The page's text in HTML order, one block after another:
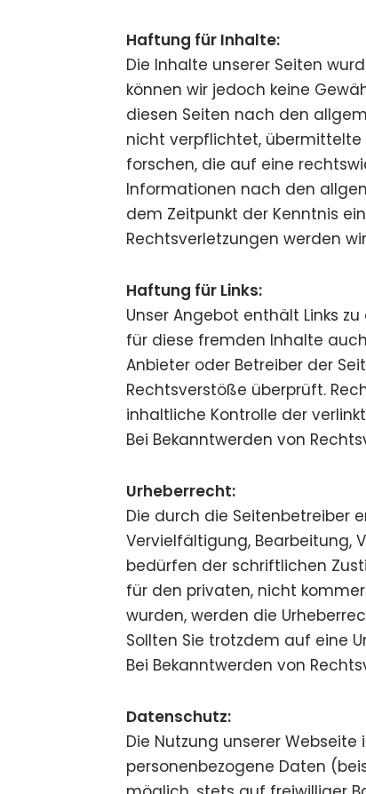
Haftung für Inhalte:
Die Inhalte unserer Seiten
können wir jedoch keine
diesen Seiten nach den
nicht verpflichtet,
forschen, die auf eine
Informationen nach den
dem Zeitpunkt der Kenntnis
Rechtsverletzungen werden
Haftung für Links:
Unser Angebot enthält Links
für diese fremden Inhalte
Anbieter oder Betreiber der
Rechtsverstöße überprüft.
inhaltliche Kontrolle der
Bei Bekanntwerden von
Urheberrecht:
Die durch die Seitenbetreiber
Vervielfältigung, Bearbeitung,
bedürfen der schriftlichen
für den privaten, nicht
wurden, werden die
Sollten Sie trotzdem auf eine
Bei Bekanntwerden von
Datenschutz:
Die Nutzung unserer
personenbezogene Daten